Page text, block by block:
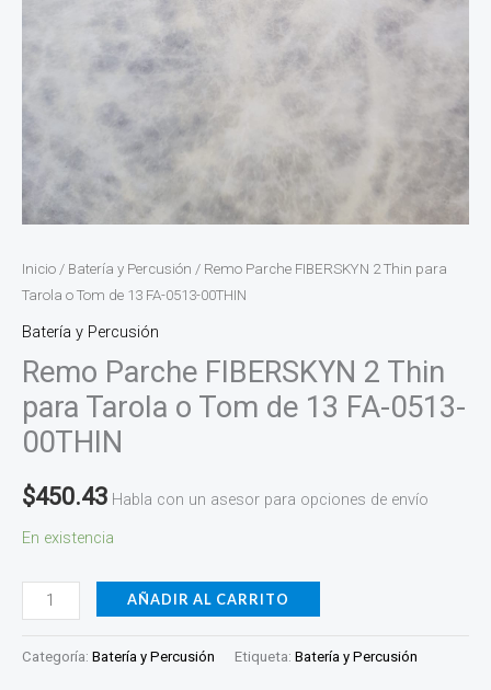
Inicio / Batería y Percusión / Remo Parche FIBERSKYN 2 Thin para
Tarola o Tom de 13 FA-0513-00THIN
Batería y Percusión
Remo Parche FIBERSKYN 2 Thin
para Tarola o Tom de 13 FA-0513-
00THIN
$450.43 Habla con un asesor para opciones de envío
En existencia
AÑADIR AL CARRITO
Categoría: Batería y Percusión Etiqueta: Batería y Percusión